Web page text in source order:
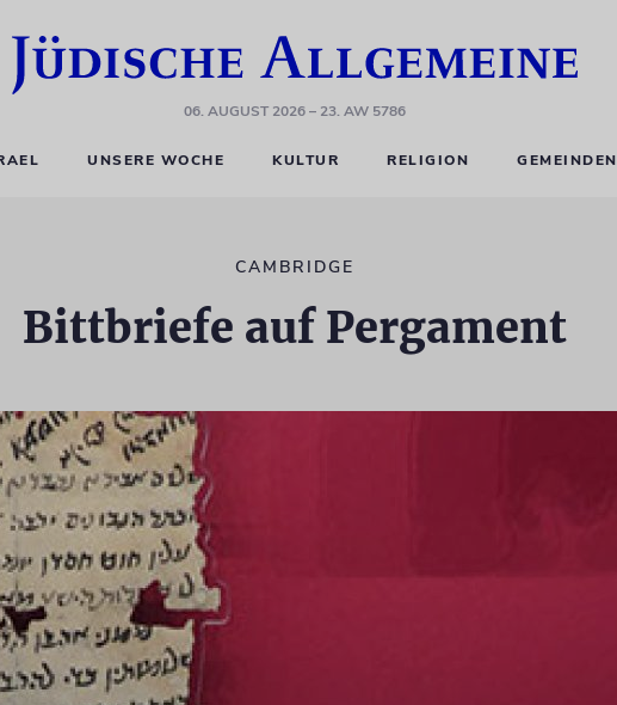
06. AUGUST 2026– 23. AW 5786
UNSERE WOCHE KULTUR RELIGION GEMEINDEN
CAMBRIDGE
Bittbriefe auf Pergament